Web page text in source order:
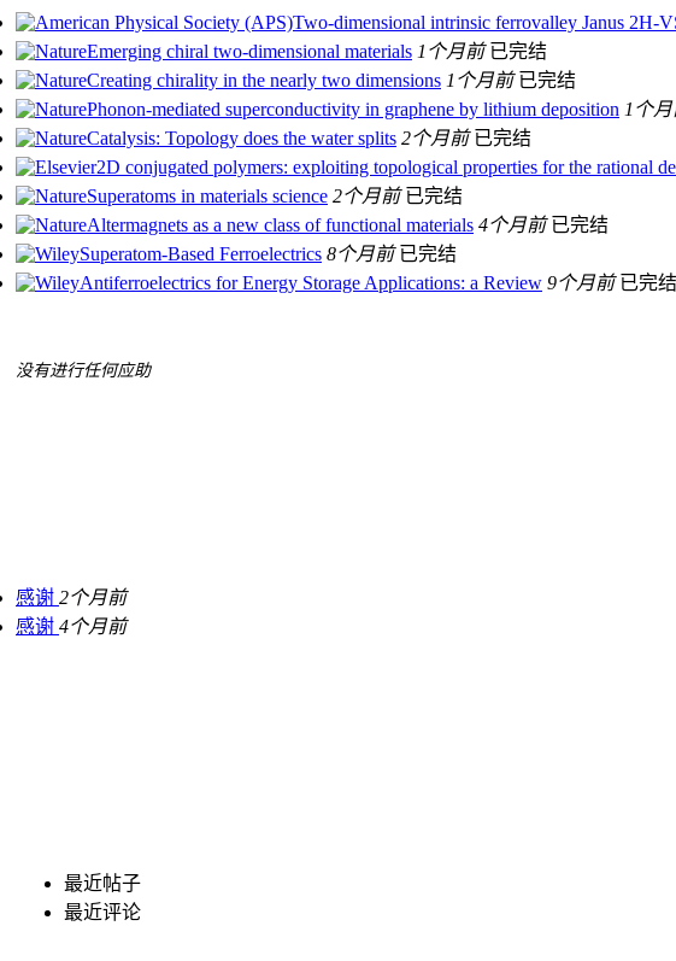
Two-dimensional intrinsic ferrovalley Janus 2H-
Emerging chiral two-dimensional materials 1个月前 已完结
Creating chirality in the nearly two dimensions 1个月前 已完结
Phonon-mediated superconductivity in graphene by lithium deposition 1个
Catalysis: Topology does the water splits 2个月前 已完结
2D conjugated polymers: exploiting topological properties for the rational
Superatoms in materials science 2个月前 已完结
Altermagnets as a new class of functional materials 4个月前 已完结
Superatom‐Based Ferroelectrics 8个月前 已完结
Antiferroelectrics for Energy Storage Applications: a Review 9个月前 已完结
没有进行任何应助
感谢 2个月前
感谢 4个月前
最近帖子
最近评论